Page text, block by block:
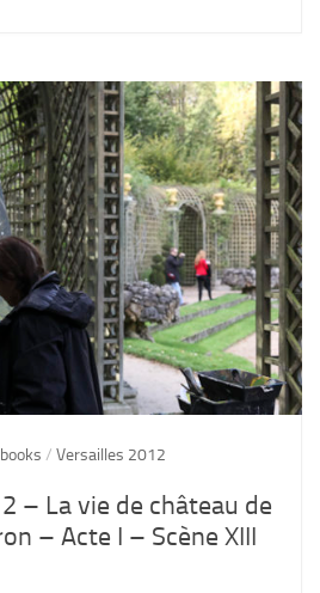
/ Versailles 2012
– La vie de château de
– Acte I – Scène XIII